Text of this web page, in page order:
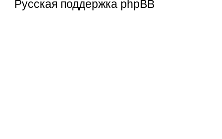
Русская поддержка phpBB